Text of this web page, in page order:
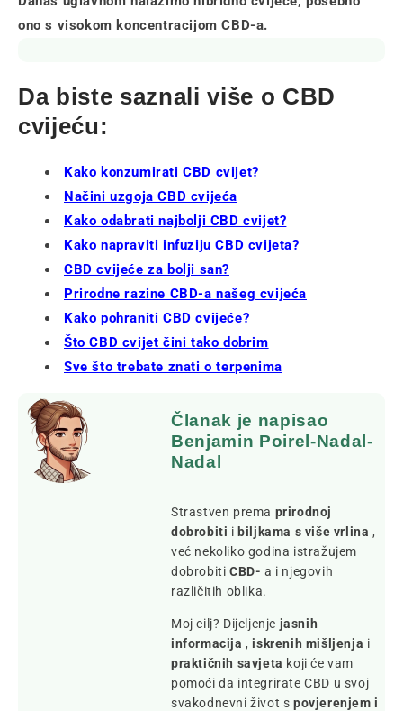
ono s visokom koncentracijom CBD-a.
Da biste saznali više o CBD
cvijeću:
Kako konzumirati CBD cvijet?
Načini uzgoja CBD cvijeća
Kako odabrati najbolji CBD cvijet?
Kako napraviti infuziju CBD cvijeta?
CBD cvijeće za bolji san?
Prirodne razine CBD-a našeg cvijeća
Kako pohraniti CBD cvijeće?
Što CBD cvijet čini tako dobrim
Sve što trebate znati o terpenima
Članak je napisao
Benjamin Poirel-Nadal-
Nadal
Strastven prema prirodnoj
dobrobiti ibiljkama s više vrlina ,
već nekoliko godina istražujem
dobrobiti CBD- a i njegovih
različitih oblika.
Moj cilj? Dijeljenje jasnih
informacija ,iskrenih mišljenja i
praktičnih savjeta koji će vam
pomoći da integrirate CBD u svoj
svakodnevni život s povjerenjem i